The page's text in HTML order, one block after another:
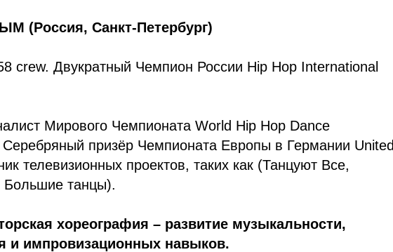
(Россия, Санкт-Петербург)
crew. Двукратный Чемпион России Hip Hop International
Мирового Чемпионата World Hip Hop Dance
призёр Чемпионата Европы в Германии United
телевизионных проектов, таких как (Танцуют Все,
Большие танцы).
хореография – развитие музыкальности,
и импровизационных навыков.